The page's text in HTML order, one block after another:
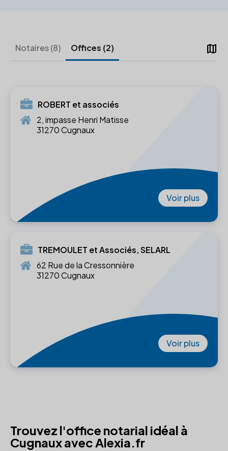
map
Notaires (8) Offices (2)
ROBERT et associés
2, impasse Henri Matisse
31270 Cugnaux
Voir plus
TREMOULET et Associés, SELARL
62 Rue de la Cressonnière
31270 Cugnaux
Voir plus
Trouvez l'office notarial idéal à
Cugnaux avec Alexia.fr